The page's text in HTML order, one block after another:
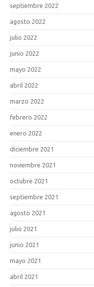
septiembre 2022
agosto 2022
julio 2022
junio 2022
mayo 2022
abril 2022
marzo 2022
febrero 2022
enero 2022
diciembre 2021
noviembre 2021
octubre 2021
septiembre 2021
agosto 2021
julio 2021
junio 2021
mayo 2021
abril 2021